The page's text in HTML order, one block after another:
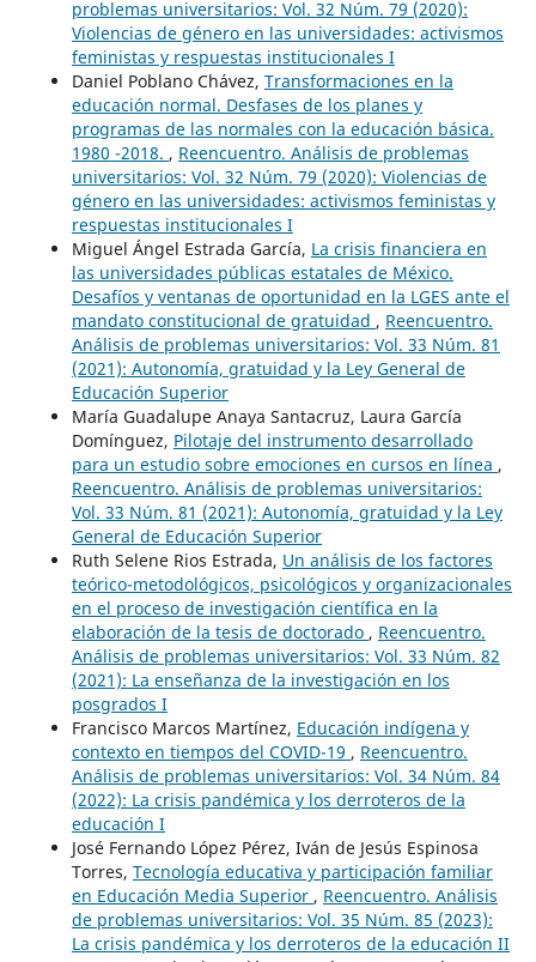
problemas universitarios: Vol. 32 Núm. 79 (2020):
Violencias de género en las universidades: activismos
feministas y respuestas institucionales I
Daniel Poblano Chávez, Transformaciones en la
educación normal. Desfases de los planes y
programas de las normales con la educación básica.
1980 -2018. , Reencuentro. Análisis de problemas
universitarios: Vol. 32 Núm. 79 (2020): Violencias de
género en las universidades: activismos feministas y
respuestas institucionales I
Miguel Ángel Estrada García, La crisis financiera en
las universidades públicas estatales de México.
Desafíos y ventanas de oportunidad en la LGES ante el
mandato constitucional de gratuidad , Reencuentro.
Análisis de problemas universitarios: Vol. 33 Núm. 81
(2021): Autonomía, gratuidad y la Ley General de
Educación Superior
María Guadalupe Anaya Santacruz, Laura García
Domínguez, Pilotaje del instrumento desarrollado
para un estudio sobre emociones en cursos en línea ,
Reencuentro. Análisis de problemas universitarios:
Vol. 33 Núm. 81 (2021): Autonomía, gratuidad y la Ley
General de Educación Superior
Ruth Selene Rios Estrada, Un análisis de los factores
teórico-metodológicos, psicológicos y organizacionales
en el proceso de investigación científica en la
elaboración de la tesis de doctorado , Reencuentro.
Análisis de problemas universitarios: Vol. 33 Núm. 82
(2021): La enseñanza de la investigación en los
posgrados I
Francisco Marcos Martínez, Educación indígena y
contexto en tiempos del COVID-19 , Reencuentro.
Análisis de problemas universitarios: Vol. 34 Núm. 84
(2022): La crisis pandémica y los derroteros de la
educación I
José Fernando López Pérez, Iván de Jesús Espinosa
Torres, Tecnología educativa y participación familiar
en Educación Media Superior , Reencuentro. Análisis
de problemas universitarios: Vol. 35 Núm. 85 (2023):
La crisis pandémica y los derroteros de la educación II